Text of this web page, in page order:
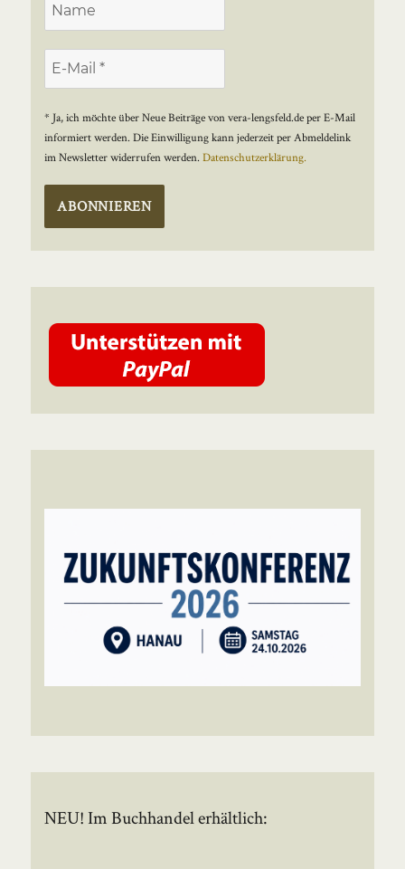
* Ja, ich möchte über Neue Beiträge von vera-lengsfeld.de per E-Mail
informiert werden. Die Einwilligung kann jederzeit per Abmeldelink
im Newsletter widerrufen werden.Datenschutzerklärung.
NEU! Im Buchhandel erhältlich: